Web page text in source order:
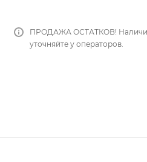
ПРОДАЖА ОСТАТКОВ!
уточняйте у операторов.